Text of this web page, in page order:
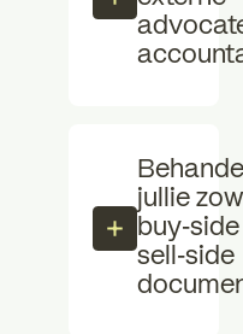
jullie
sell‑side